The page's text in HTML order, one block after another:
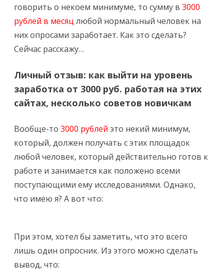
говорить о некоем минимуме, то сумму в 3000
рублей в месяц любой нормальный человек на
них опросами заработает. Как это сделать?
Сейчас расскажу…
Личный отзыв: как выйти на уровень
заработка от 3000 руб. работая на этих
сайтах, несколько советов новичкам
Вообще-то 3000 рублей это некий минимум,
который, должен получать с этих площадок
любой человек, который действительно готов к
работе и занимается как положено всеми
поступающими ему исследованиями. Однако,
что имею я? А вот что:
При этом, хотел бы заметить, что это всего
лишь один опросник. Из этого можно сделать
вывод, что: